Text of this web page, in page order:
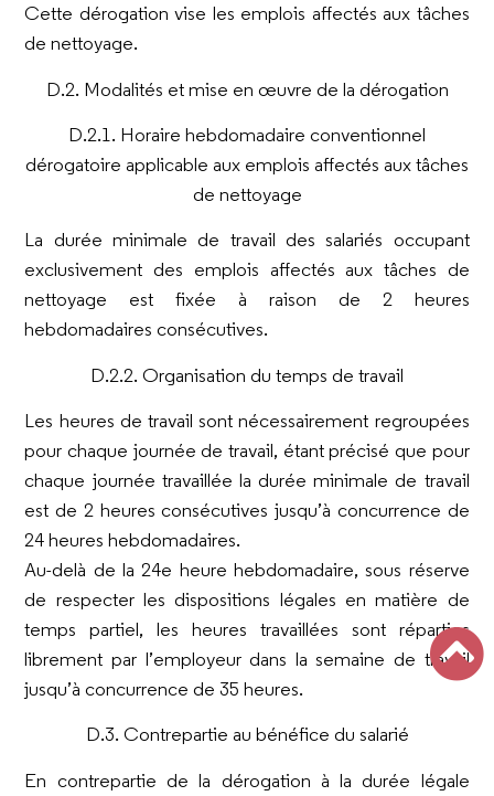
Cette dérogation vise les emplois affectés aux tâches
de nettoyage.
D.2. Modalités et mise en œuvre de la dérogation
D.2.1. Horaire hebdomadaire conventionnel
dérogatoire applicable aux emplois affectés aux tâches
de nettoyage
La durée minimale de travail des salariés occupant
exclusivement des emplois affectés aux tâches de
nettoyage est fixée à raison de 2 heures
hebdomadaires consécutives.
D.2.2. Organisation du temps de travail
Les heures de travail sont nécessairement regroupées
pour chaque journée de travail, étant précisé que pour
chaque journée travaillée la durée minimale de travail
est de 2 heures consécutives jusqu’à concurrence de
24 heures hebdomadaires.
Au-delà de la 24e heure hebdomadaire, sous réserve
de respecter les dispositions légales en matière de
temps partiel, les heures travaillées sont réparties
librement par l’employeur dans la semaine de travail
jusqu’à concurrence de 35 heures.
D.3. Contrepartie au bénéfice du salarié
En contrepartie de la dérogation à la durée légale